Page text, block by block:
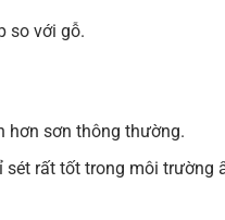
so với gỗ.
hơn sơn thông thường.
sét rất tốt trong môi trường